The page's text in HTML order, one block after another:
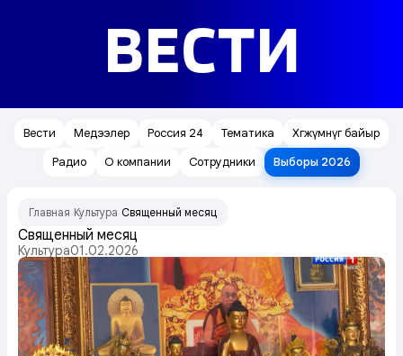
ВЕСТИ
Вести Медээлер Россия 24 Тематика
Хөгжүмнүг байыр
Радио
О компании Сотрудники Выборы 2026
Главная Культура Священный месяц
Священный месяц
Культура01.02.2026